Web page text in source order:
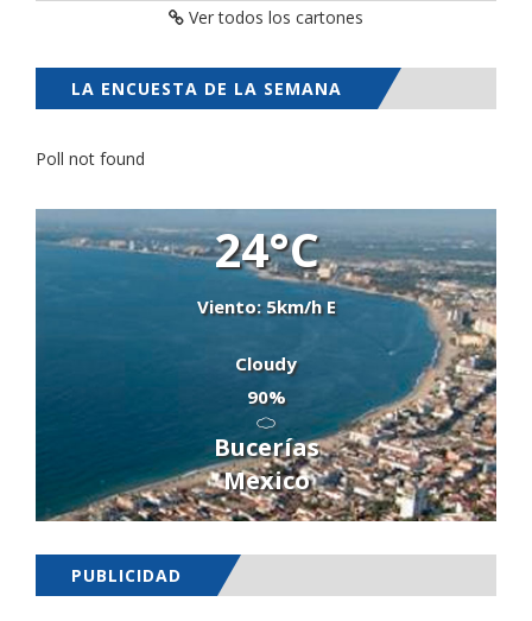
Ver todos los cartones
LA ENCUESTA DE LA SEMANA
Poll not found
24°C
Viento: 5km/h E
Cloudy
90%
Bucerías
Mexico
PUBLICIDAD